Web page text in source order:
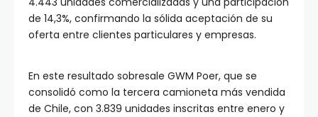
de 14,3%, confirmando la sólida aceptación de su
oferta entre clientes particulares y empresas.
En este resultado sobresale GWM Poer, que se
consolidó como la tercera camioneta más vendida
de Chile, con 3.839 unidades inscritas entre enero y